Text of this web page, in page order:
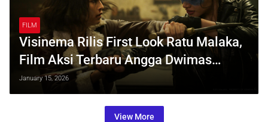
FILM
Visinema Rilis First Look Ratu Malaka,
Film Aksi Terbaru Angga Dwimas
Sasongko Siap Hadirkan Dunia
Kriminal Mistis Pada 2027
January 15, 2026
View More